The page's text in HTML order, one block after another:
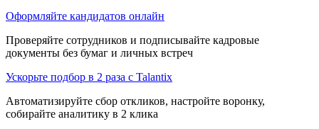
Оформляйте кандидатов онлайн
Проверяйте сотрудников и подписывайте кадровые
документы без бумаг и личных встреч
Ускорьте подбор в 2 раза с Talantix
Автоматизируйте сбор откликов, настройте воронку,
собирайте аналитику в 2 клика